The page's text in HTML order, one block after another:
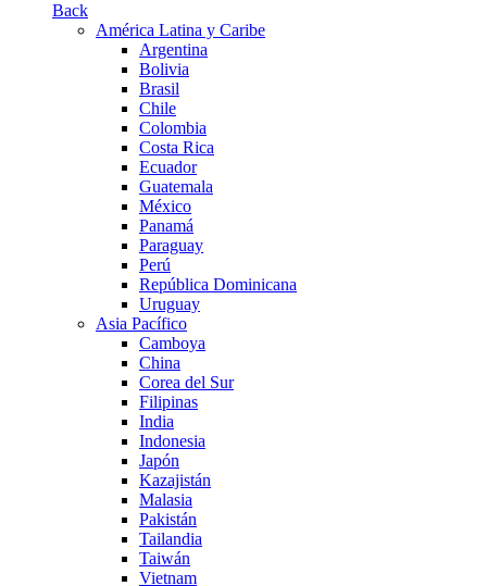
Back
América Latina y Caribe
Argentina
Bolivia
Brasil
Chile
Colombia
Costa Rica
Ecuador
Guatemala
México
Panamá
Paraguay
Perú
República Dominicana
Uruguay
Asia Pacífico
Camboya
China
Corea del Sur
Filipinas
India
Indonesia
Japón
Kazajistán
Malasia
Pakistán
Tailandia
Taiwán
Vietnam